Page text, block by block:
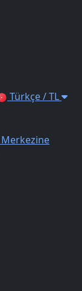
Türkçe / TL